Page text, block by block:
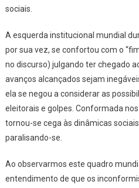
sociais.
A esquerda institucional mundial
por sua vez, se confortou com o
no discurso) julgando ter chegado
avanços alcançados sejam
ela se negou a considerar as
eleitorais e golpes. Conformada
tornou-se cega às dinâmicas
paralisando-se.
Ao observarmos este quadro
entendimento de que os